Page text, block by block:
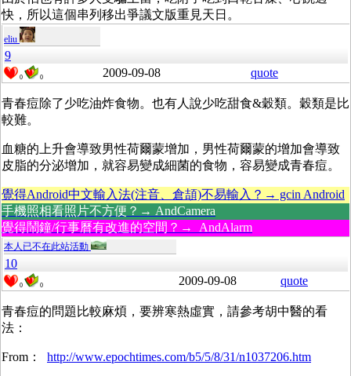
快，所以這個串列移出爭議文版重見天日。
eliu
9
0 0 2009-09-08 quote
青春痘除了少吃油炸食物。也有人說少吃甜食&穀類。穀類是比
較難。
血糖的上升會導致男性荷爾蒙增加，男性荷爾蒙的增加會導致
皮脂的分泌增加，就容易變成細菌的食物，容易變成青春痘。
覺得Android中文輸入法(注音、倉頡)不易輸入？→ gcin Android
手機照相看照片不方便？→ AndCamera
覺得鬧鐘/行事曆有改進的空間？→ AndAlarm
本人已不在此站活動
10
0 0 2009-09-08 quote
青春痘的問題比較麻煩，要辨寒熱虛實，請參考胡中醫的看
法：
From： http://www.epochtimes.com/b5/5/8/31/n1037206.htm